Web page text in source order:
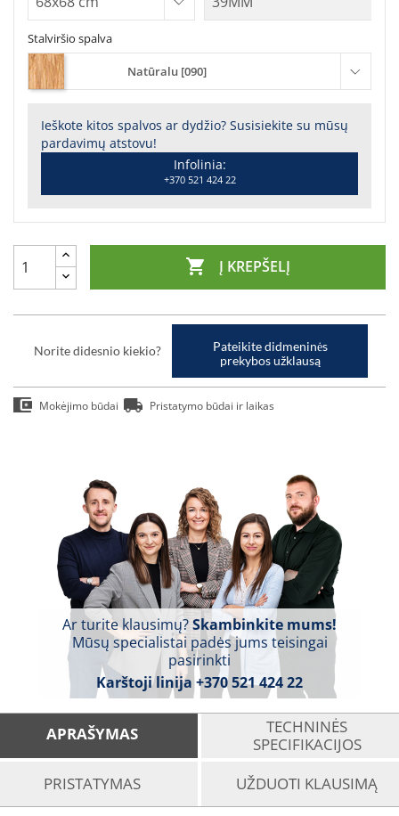
Stalviršio spalva
Natūralu [090]
Ieškote kitos spalvos ar dydžio? Susisiekite su mūsų
pardavimų atstovu!
Infolinia:
+370 521 424 22
 Į KREPŠELĮ
Norite didesnio kiekio?
Pateikite didmeninės
prekybos užklausą
Mokėjimo būdai Pristatymo būdai ir laikas
Ar turite klausimų?Skambinkite mums!
Mūsų specialistai padės jums teisingai
pasirinkti
Karštoji linija +370 521 424 22
APRAŠYMAS
TECHNINĖS
SPECIFIKACIJOS
PRISTATYMAS
UŽDUOTI KLAUSIMĄ